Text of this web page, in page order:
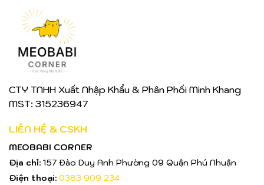
CTY TNHH Xuất Nhập Khẩu & Phân Phối Minh Khang
MST: 315236947
LIÊN HỆ & CSKH
MEOBABI CORNER
Địa chỉ: 157 Đào Duy Anh Phường 09 Quận Phú Nhuận
Điện thoại: 0383 909 234